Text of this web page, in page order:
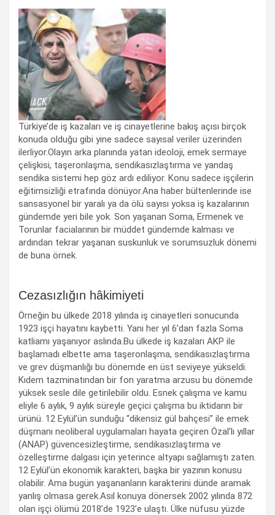
Türkiye’de iş kazaları ve iş cinayetlerine bakış açısı birçok
konuda olduğu gibi yine sadece sayısal veriler üzerinden
ilerliyor.Olayın arka planında yatan ideoloji, emek sermaye
çelişkisi, taşeronlaşma, sendikasızlaştırma ve yandaş
sendika sistemi hep göz ardı ediliyor. Konu sadece işçilerin
eğitimsizliği etrafında dönüyor.Ana haber bültenlerinde ise
sansasyonel bir yaralı ya da ölü sayısı yoksa iş kazalarının
gündemde yeri bile yok. Son yaşanan Soma, Ermenek ve
Torunlar facialarının bir müddet gündemde kalması ve
ardından tekrar yaşanan suskunluk ve sorumsuzluk dönemi
de buna örnek.
Cezasızlığın hâkimiyeti
Örneğin bu ülkede 2018 yılında iş cinayetleri sonucunda
1923 işçi hayatını kaybetti. Yani her yıl 6’dan fazla Soma
katliamı yaşanıyor aslında.Bu ülkede iş kazaları AKP ile
başlamadı elbette ama taşeronlaşma, sendikasızlaştırma
ve grev düşmanlığı bu dönemde en üst seviyeye yükseldi.
Kıdem tazminatından bir fon yaratma arzusu bu dönemde
yüksek sesle dile getirilebilir oldu. Esnek çalışma ve kamu
eliyle 6 aylık, 9 aylık süreyle geçici çalışma bu iktidarın bir
ürünü. 12 Eylül’ün sunduğu “dikensiz gül bahçesi” ile emek
düşmanı neoliberal uygulamaları hayata geçiren Özal’lı yıllar
(ANAP) güvencesizleştirme, sendikasızlaştırma ve
özelleştirme dalgası için yeterince altyapı sağlamıştı zaten.
12 Eylül’ün ekonomik karakteri, başka bir yazının konusu
olabilir. Ama bugün yaşananların karakterini dünde aramak
yanlış olmasa gerek.Asıl konuya dönersek 2002 yılında 872
olan işçi ölümü 2018’de 1923’e ulaştı. Ülke nüfusu yüzde